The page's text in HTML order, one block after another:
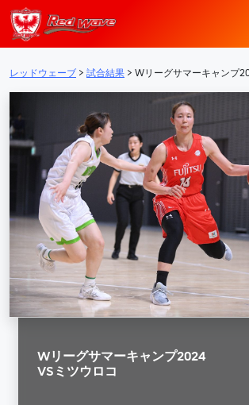
メインナビゲーション
レッドウェーブ > 試合結果 > Wリーグサマーキャンプ
Wリーグサマーキャンプ2024
VSミツウロコ